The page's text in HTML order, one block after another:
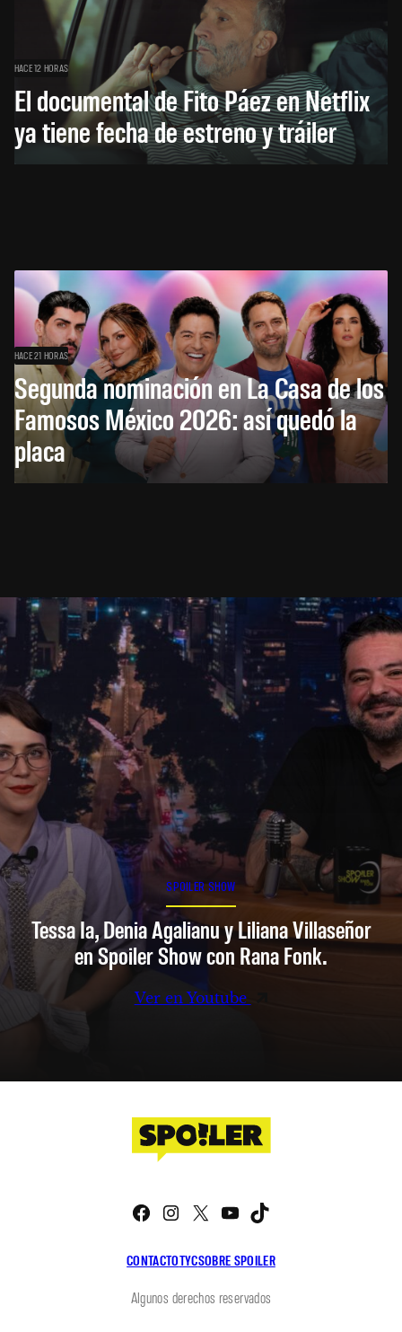
HACE 12 HORAS
El documental de Fito Páez en Netflix
ya tiene fecha de estreno y tráiler
HACE 21 HORAS
Segunda nominación en La Casa de los
Famosos México 2026: así quedó la
placa
SPOILER SHOW
Tessa Ia, Denia Agalianu y Liliana Villaseñor
en Spoiler Show con Rana Fonk.
Ver en Youtube
CONTACTOTYCSOBRE SPOILER
Facebook
Instagram
X YouTube
Algunos derechos reservados